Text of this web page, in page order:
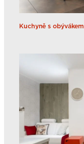
Kuchyně s obývákem